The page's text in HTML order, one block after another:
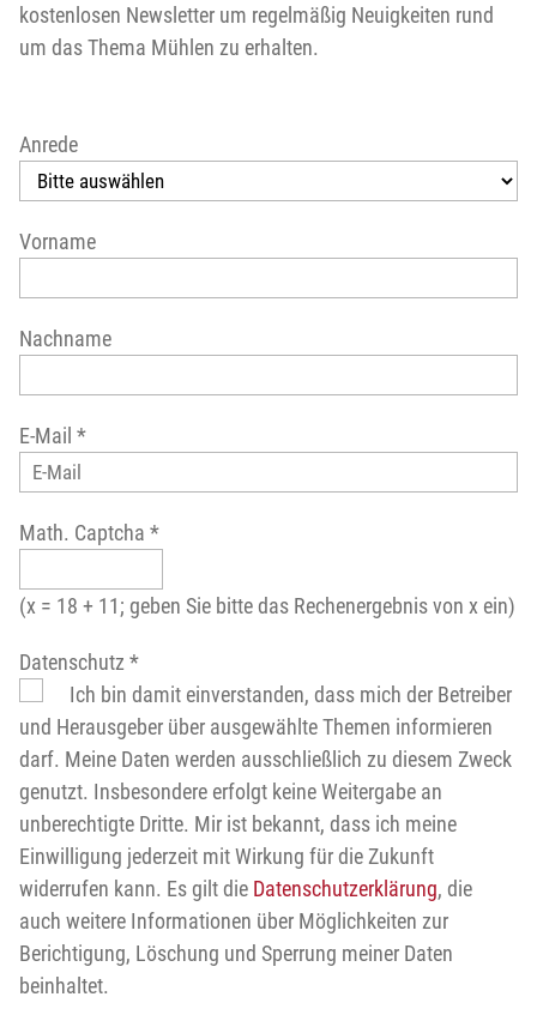
kostenlosen Newsletter um regelmäßig Neuigkeiten rund
um das Thema Mühlen zu erhalten.
Anrede
Vorname
Nachname
E-Mail *
Math. Captcha *
(x = 18 + 11; geben Sie bitte das Rechenergebnis von x ein)
Datenschutz *
Ich bin damit einverstanden, dass mich der Betreiber
und Herausgeber über ausgewählte Themen informieren
darf. Meine Daten werden ausschließlich zu diesem Zweck
genutzt. Insbesondere erfolgt keine Weitergabe an
unberechtigte Dritte. Mir ist bekannt, dass ich meine
Einwilligung jederzeit mit Wirkung für die Zukunft
widerrufen kann. Es gilt die Datenschutzerklärung, die
auch weitere Informationen über Möglichkeiten zur
Berichtigung, Löschung und Sperrung meiner Daten
beinhaltet.